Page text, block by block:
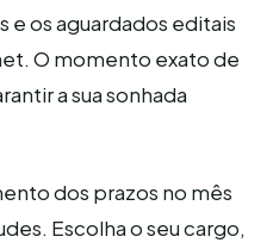
e os aguardados editais
O momento exato de
a sua sonhada
dos prazos no mês
Escolha o seu cargo,